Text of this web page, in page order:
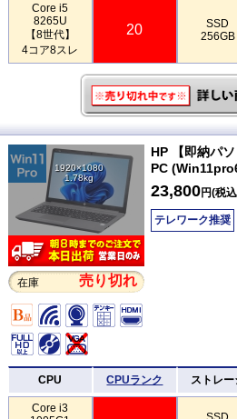
Core i5
8265U
【8世代】
4コア8スレ
20
SSD
256GB
1920×1080
1.78kg
在庫 売り切れ
HP 【即納パ
PC
23,800円(税
テレワーク推奨
CPU CPUランク ストレー
Core i3